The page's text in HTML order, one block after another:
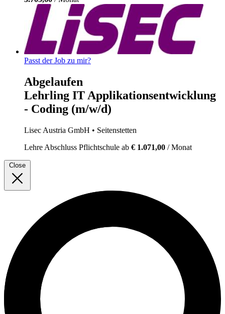
Passt der Job zu mir?
Abgelaufen
Lehrling IT Applikationsentwicklung
- Coding (m/w/d)
Lisec Austria GmbH • Seitenstetten
Lehre Abschluss Pflichtschule ab € 1.071,00 / Monat
Close